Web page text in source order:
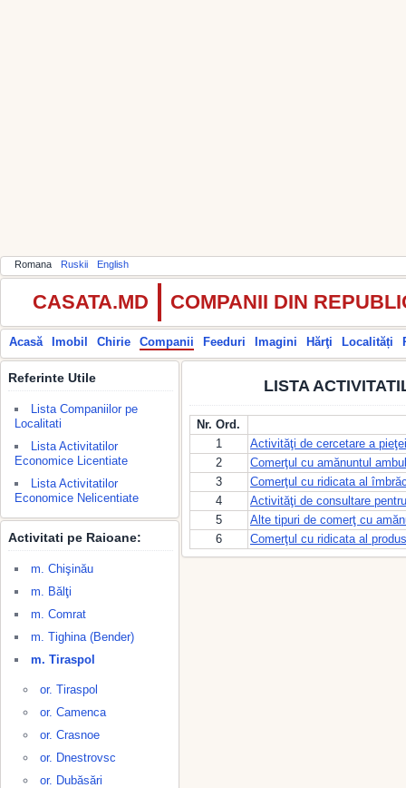
Romana Ruskii English
CASATA.MD COMPANII DIN
Acasă Imobil Chirie Companii Feeduri Imagini Hărţi Localități
Referinte Utile
Lista Companiilor pe
Localitati
Lista Activitatilor
Economice Licentiate
Lista Activitatilor
Economice Nelicentiate
Activitati pe Raioane:
m. Chişinău
m. Bălţi
m. Comrat
m. Tighina (Bender)
m. Tiraspol
or. Tiraspol
or. Camenca
or. Crasnoe
or. Dnestrovsc
or. Dubăsări
LISTA
Nr. Ord.
1
Activităţi de cercetare a
2
Comerţul cu amănuntul
3
Comerţul cu ridicata al
4
Activităţi de consultare
5
Alte tipuri de comerţ cu
6
Comerţul cu ridicata al